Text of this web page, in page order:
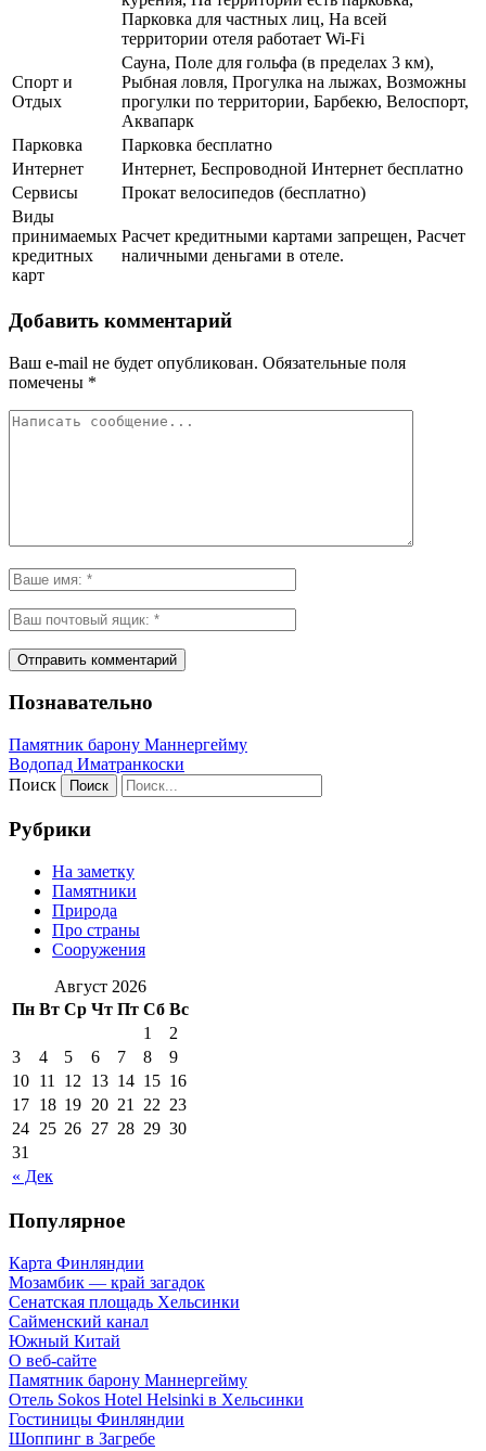
Парковка для частных лиц, На всей
территории отеля работает Wi-Fi
Спорт и
Отдых
Сауна, Поле для гольфа (в пределах 3 км),
Рыбная ловля, Прогулка на лыжах, Возможны
прогулки по территории, Барбекю, Велоспорт,
Аквапарк
Парковка
Парковка бесплатно
Интернет
Интернет, Беспроводной Интернет бесплатно
Сервисы
Прокат велосипедов (бесплатно)
Виды
принимаемых
кредитных
карт
Расчет кредитными картами запрещен, Расчет
наличными деньгами в отеле.
Добавить комментарий
Ваш e-mail не будет опубликован. Обязательные поля
помечены *
Познавательно
Памятник барону Маннергейму
Водопад Иматранкоски
Поиск
Рубрики
На заметку
Памятники
Природа
Про страны
Сооружения
Август 2026
Пн Вт Ср Чт Пт Сб Вс
« Дек
1
2
3
4 5 6 7 8
9
10 11 12 13 14 15 16
17 18 19 20 21 22 23
24 25 26 27 28 29 30
31
Популярное
Карта Финляндии
Мозамбик — край загадок
Сенатская площадь Хельсинки
Сайменский канал
Южный Китай
О веб-сайте
Памятник барону Маннергейму
Отель Sokos Hotel Helsinki в Хельсинки
Гостиницы Финляндии
Шоппинг в Загребе